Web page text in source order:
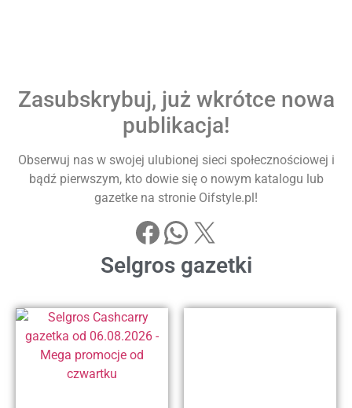
Zasubskrybuj, już wkrótce nowa
publikacja!
Obserwuj nas w swojej ulubionej sieci społecznościowej i
bądź pierwszym, kto dowie się o nowym katalogu lub
gazetke na stronie Oifstyle.pl!
Selgros gazetki